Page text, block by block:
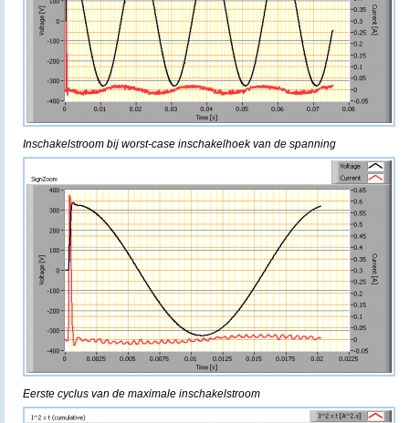
Inschakelstroom bij worst-case inschakelhoek van de spanning
Eerste cyclus van de maximale inschakelstroom